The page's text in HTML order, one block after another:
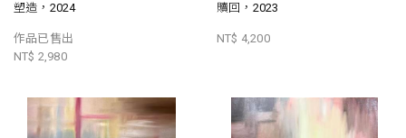
塑造，2024
作品已售出
NT$ 2,980
贖回，2023
NT$ 4,200